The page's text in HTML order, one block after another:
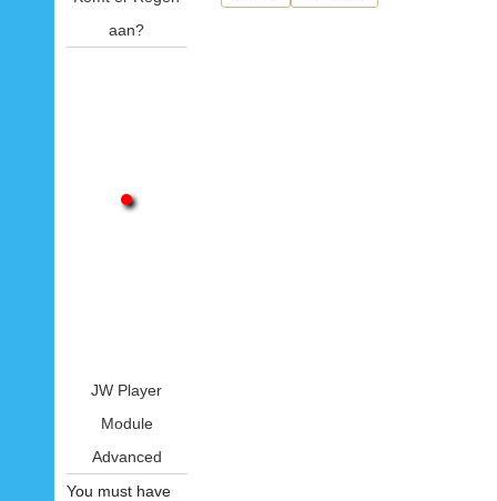
aan?
JW Player
Module
Advanced
You must have